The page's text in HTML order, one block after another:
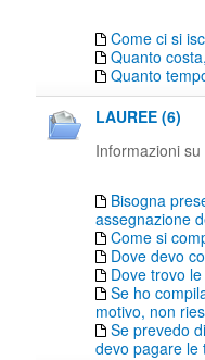
Come ci si
Quanto
Quanto
LAUREE (6)
Informazioni
Bisogna
assegnazione
Come si
Dove devo
Dove trovo
Se ho
motivo, non
Se prevedo
devo pagare le